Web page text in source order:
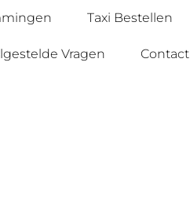
Taxi Bestellen
Vragen Contact